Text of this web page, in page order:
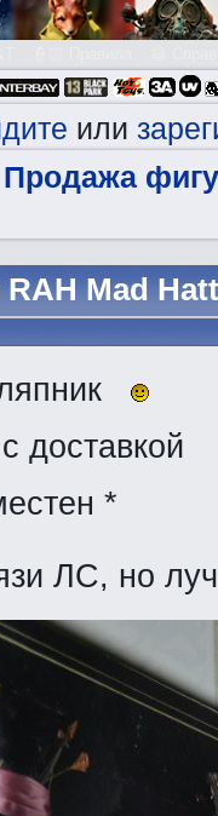
или
Продажа
Mad
доставкой
*
ЛС, но